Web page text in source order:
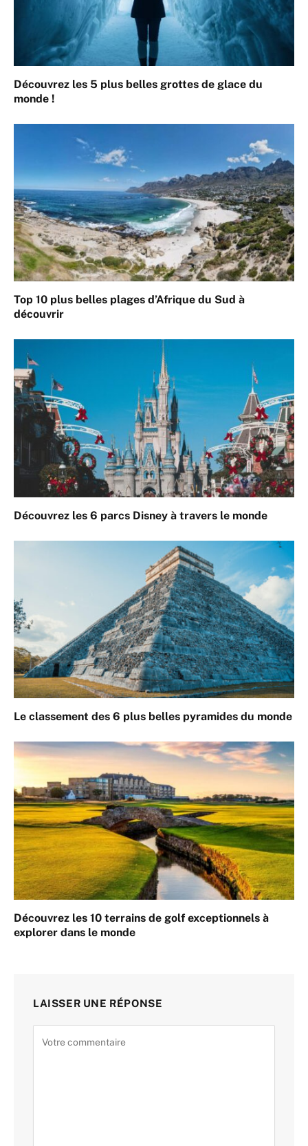
Découvrez les 5 plus belles grottes de glace du
monde !
Top 10 plus belles plages d’Afrique du Sud à
découvrir
Découvrez les 6 parcs Disney à travers le monde
Le classement des 6 plus belles pyramides du monde
Découvrez les 10 terrains de golf exceptionnels à
explorer dans le monde
LAISSER UNE RÉPONSE